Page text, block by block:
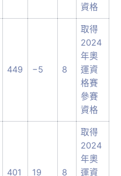
資格
449 −5 8
取得
2024
年奧
運資
格賽
參賽
資格
401 19 8
取得
2024
年奧
運資